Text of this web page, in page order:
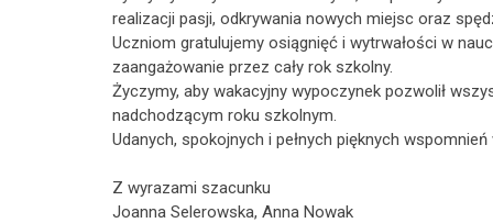
realizacji pasji, odkrywania nowych miejsc oraz
Uczniom gratulujemy osiągnięć i wytrwałości w
zaangażowanie przez cały rok szkolny.
Życzymy, aby wakacyjny wypoczynek pozwolił
nadchodzącym roku szkolnym.
Udanych, spokojnych i pełnych pięknych wspomnień
Z wyrazami szacunku
Joanna Selerowska, Anna Nowak